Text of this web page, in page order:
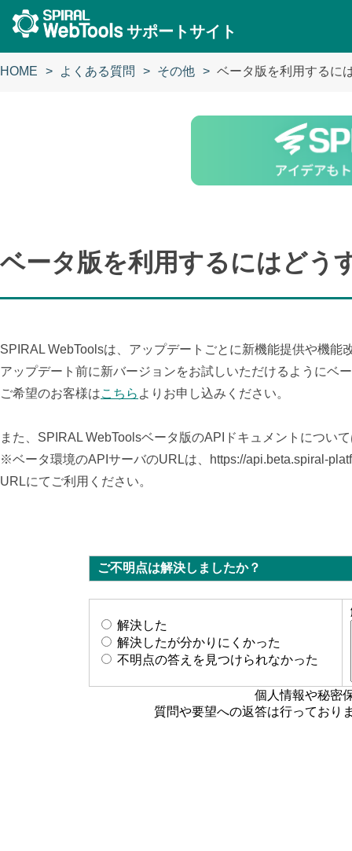
サポートサイト
HOME よくある質問 その他 ベータ版を利用するに
ベータ版を利用するにはどう
SPIRAL WebToolsは、アップデートごとに新機能提供や機能
アップデート前に新バージョンをお試しいただけるようにベ
ご希望のお客様はこちら よりお申し込みください。
また、SPIRAL WebToolsベータ版のAPIドキュメントについ
※ベータ環境のAPIサーバのURLは、https://api.beta.spiral-
URLにてご利用ください。